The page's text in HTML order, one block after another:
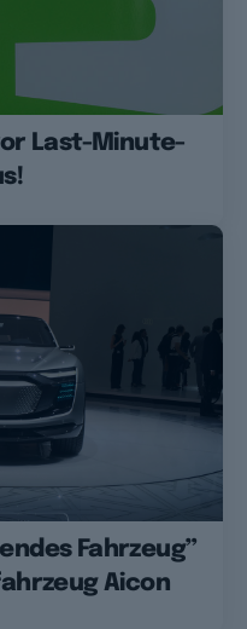
Last-Minute-
Fahrzeug”
Aicon